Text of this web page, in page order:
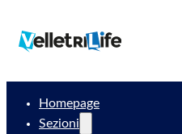
Homepage
Sezioni